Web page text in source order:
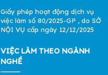
Giấy phép hoạt động dịch vụ
việc làm số 80/2025-GP , do SỞ
NỘI VỤ cấp ngày 12/12/2025
VIỆC LÀM THEO NGÀNH
NGHỀ